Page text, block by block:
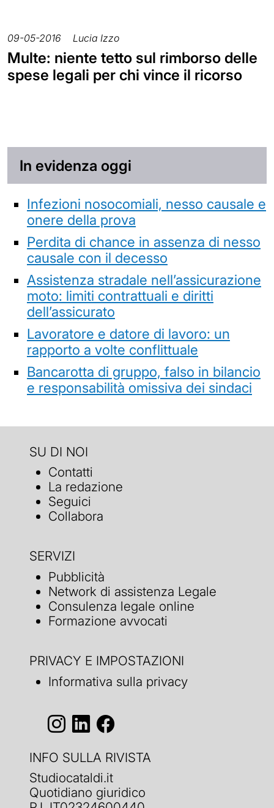
09-05-2016 Lucia Izzo
Multe: niente tetto sul rimborso delle
spese legali per chi vince il ricorso
In evidenza oggi
Infezioni nosocomiali, nesso causale e
onere della prova
Perdita di chance in assenza di nesso
causale con il decesso
Assistenza stradale nell’assicurazione
moto: limiti contrattuali e diritti
dell’assicurato
Lavoratore e datore di lavoro: un
rapporto a volte conflittuale
Bancarotta di gruppo, falso in bilancio
e responsabilità omissiva dei sindaci
SU DI NOI
Contatti
La redazione
Seguici
Collabora
SERVIZI
Pubblicità
Network di assistenza Legale
Consulenza legale online
Formazione avvocati
PRIVACY E IMPOSTAZIONI
Informativa sulla privacy
INFO SULLA RIVISTA
Studiocataldi.it
Quotidiano giuridico